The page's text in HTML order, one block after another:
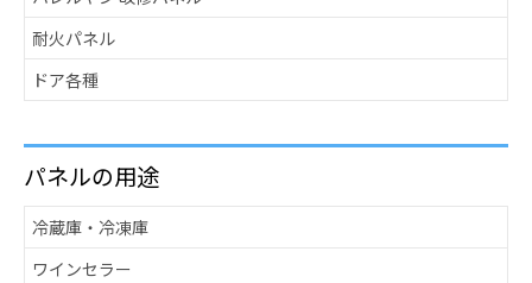
耐火パネル
ドア各種
パネルの用途
冷蔵庫・冷凍庫
ワインセラー